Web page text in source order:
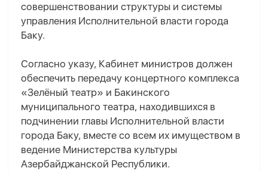
совершенствовании структуры и системы
управления Исполнительной власти города
Баку.
Согласно указу, Кабинет министров должен
обеспечить передачу концертного комплекса
«Зелёный театр» и Бакинского
муниципального театра, находившихся в
подчинении главы Исполнительной власти
города Баку, вместе со всем их имуществом в
ведение Министерства культуры
Азербайджанской Республики.